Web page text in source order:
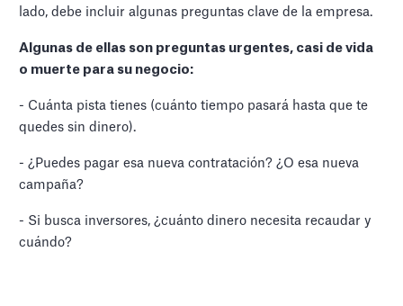
lado, debe incluir algunas preguntas clave de la empresa.
Algunas de ellas son preguntas urgentes, casi de vida
o muerte para su negocio:
- Cuánta pista tienes (cuánto tiempo pasará hasta que te
quedes sin dinero).
- ¿Puedes pagar esa nueva contratación? ¿O esa nueva
campaña?
- Si busca inversores, ¿cuánto dinero necesita recaudar y
cuándo?